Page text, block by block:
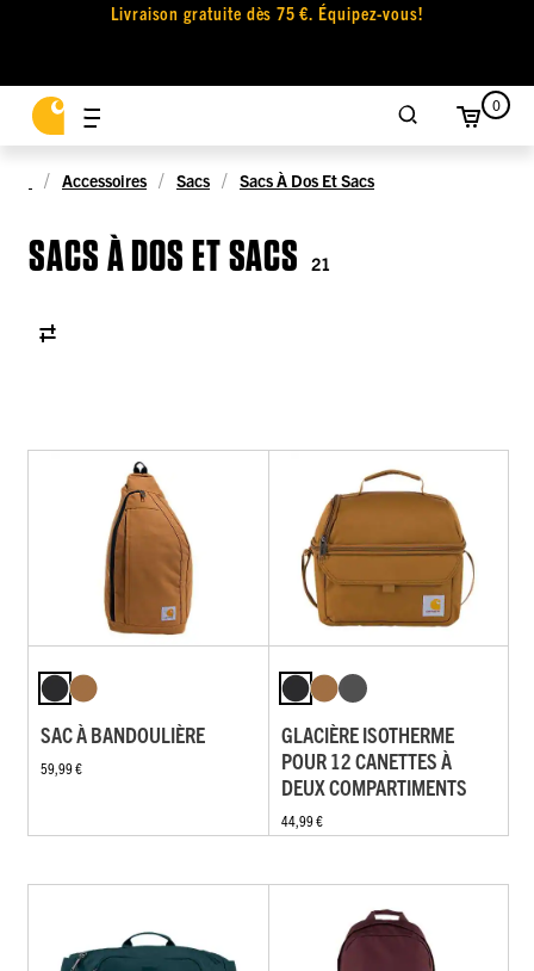
Livraison gratuite dès 75 €. Équipez-vous!
0
Accessoires Sacs Sacs À Dos Et Sacs
SACS À DOS ET SACS 21
SAC À BANDOULIÈRE
59,99 €
GLACIÈRE ISOTHERME
POUR 12 CANETTES À
DEUX COMPARTIMENTS
44,99 €